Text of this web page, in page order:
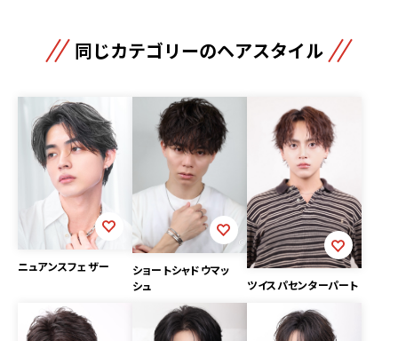
同じカテゴリーのヘアスタイル
ニュアンスフェザー
ショートシャドウマッ
シュ
ツイスパセンターパート